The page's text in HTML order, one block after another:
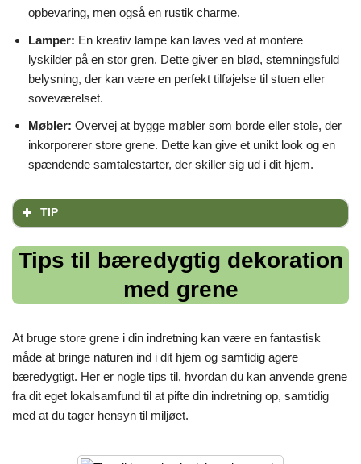
opbevaring, men også en rustik charme.
Lamper: En kreativ lampe kan laves ved at montere
lyskilder på en stor gren. Dette giver en blød, stemningsfuld
belysning, der kan være en perfekt tilføjelse til stuen eller
soveværelset.
Møbler: Overvej at bygge møbler som borde eller stole, der
inkorporerer store grene. Dette kan give et unikt look og en
spændende samtalestarter, der skiller sig ud i dit hjem.
TIP
Tips til bæredygtig dekoration
med grene
At bruge store grene i din indretning kan være en fantastisk
måde at bringe naturen ind i dit hjem og samtidig agere
bæredygtigt. Her er nogle tips til, hvordan du kan anvende grene
fra dit eget lokalsamfund til at pifte din indretning op, samtidig
med at du tager hensyn til miljøet.